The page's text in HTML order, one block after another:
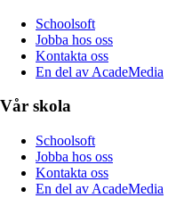
Schoolsoft
Jobba hos oss
Kontakta oss
En del av AcadeMedia
Vår skola
Schoolsoft
Jobba hos oss
Kontakta oss
En del av AcadeMedia